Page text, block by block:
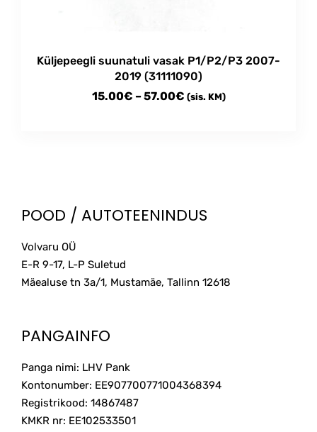
Küljepeegli suunatuli vasak P1/P2/P3 2007-
2019 (31111090)
15.00€ –57.00€Price
(sis. KM)
options
be
chosen
on
POOD / AUTOTEENINDUS
Volvaru OÜ
E-R 9-17, L-P Suletud
Mäealuse tn 3a/1, Mustamäe, Tallinn 12618
PANGAINFO
Panga nimi: LHV Pank
Kontonumber: EE907700771004368394
Registrikood: 14867487
KMKR nr: EE102533501